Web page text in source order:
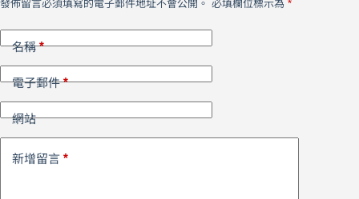
發佈留言必須填寫的電子郵件地址不會公開。 必填欄位標示為 *
名稱*
電子郵件*
網站
新增留言 *